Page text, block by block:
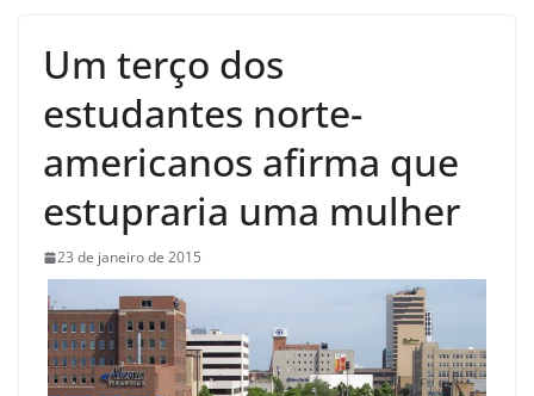
Um terço dos
estudantes norte-
americanos afirma que
estupraria uma mulher
23 de janeiro de 2015